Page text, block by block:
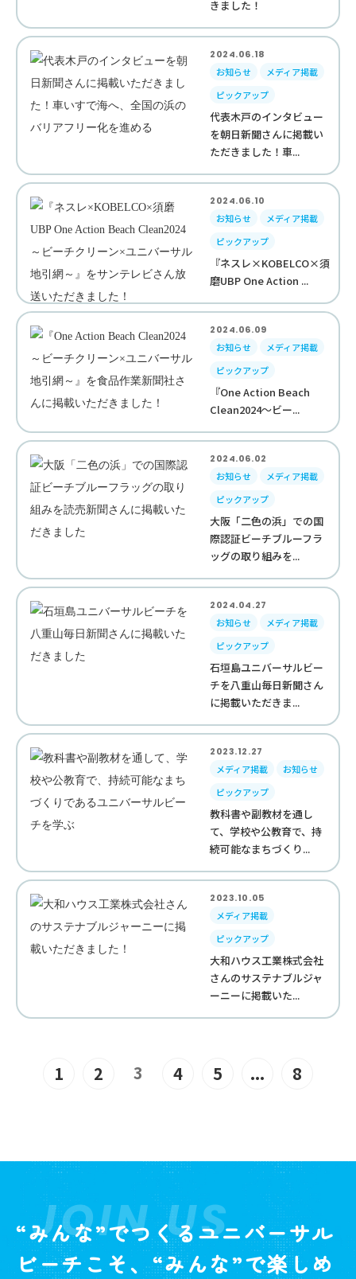
きました！
2024.06.18
お知らせ
メディア掲載
ピックアップ
代表木戸のインタビュー
を朝日新聞さんに掲載い
ただきました！車...
2024.06.10
お知らせ
メディア掲載
ピックアップ
『ネスレ×KOBELCO×須
磨UBP One Action ...
2024.06.09
お知らせ
メディア掲載
ピックアップ
『One Action Beach
Clean2024～ビー...
2024.06.02
お知らせ
メディア掲載
ピックアップ
大阪「二色の浜」での国
際認証ビーチブルーフラ
ッグの取り組みを...
2024.04.27
お知らせ
メディア掲載
ピックアップ
石垣島ユニバーサルビー
チを八重山毎日新聞さん
に掲載いただきま...
2023.12.27
メディア掲載
お知らせ
ピックアップ
教科書や副教材を通し
て、学校や公教育で、持
続可能なまちづくり...
2023.10.05
メディア掲載
ピックアップ
大和ハウス工業株式会社
さんのサステナブルジャ
ーニーに掲載いた...
1 2 3 4 5 ... 8
JOIN US
“みんな”でつくるユニバーサル
ビーチこそ、“みんな”で楽しめ